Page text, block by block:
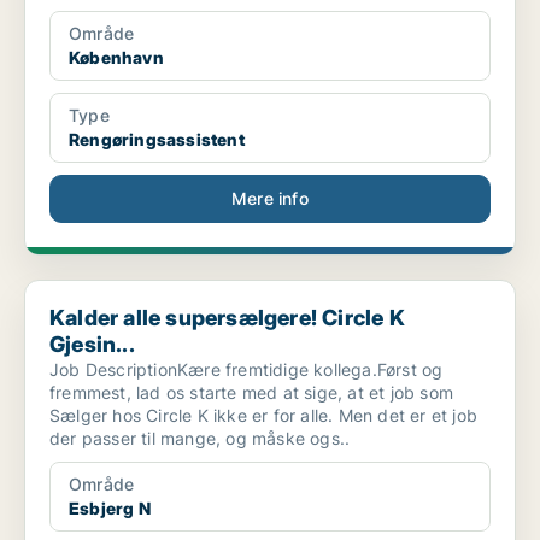
Område
København
Type
Rengøringsassistent
Mere info
Kalder alle supersælgere! Circle K Gjesin...
Kalder alle supersælgere! Circle K
Gjesin...
Job DescriptionKære fremtidige kollega.Først og
fremmest, lad os starte med at sige, at et job som
Sælger hos Circle K ikke er for alle. Men det er et job
der passer til mange, og måske ogs..
Område
Esbjerg N